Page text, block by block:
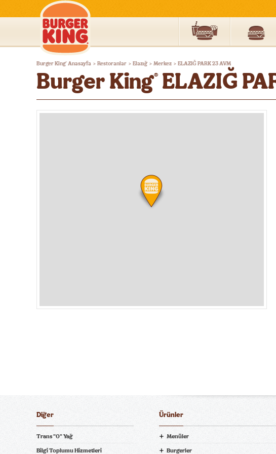
Burger
Türkiye
Burger King® Anasayfa > Restoranlar > Elazığ > Merkez > ELAZIĞ PARK 23 AVM
Burger King® ELAZIĞ
Ürünler
Menüler
Burgerler
Diğer
Trans "0" Yağ
Bilgi Toplumu Hizmetleri